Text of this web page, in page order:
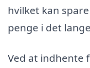
hvilket kan
penge i det
Ved at indhente